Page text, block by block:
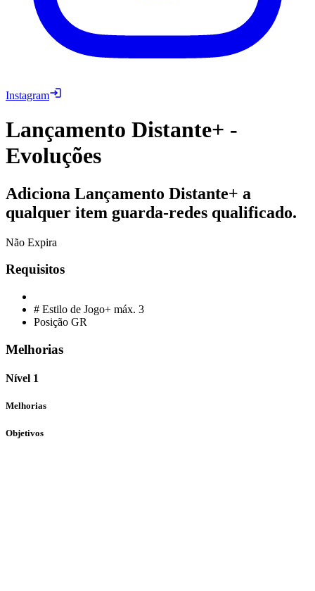
Instagram
Lançamento Distante+ -
Evoluções
Adiciona Lançamento Distante+ a
qualquer item guarda-redes qualificado.
Não Expira
Requisitos
# Estilo de Jogo+ máx. 3
Posição GR
Melhorias
Nível 1
Melhorias
Objetivos